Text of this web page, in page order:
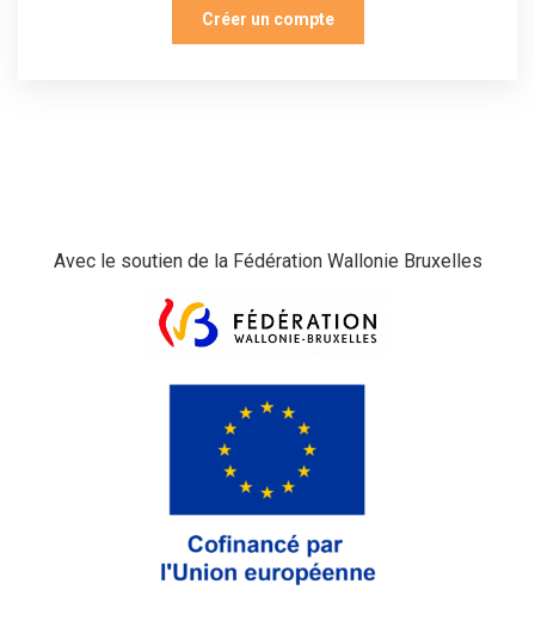
Créer un compte
Avec le soutien de la Fédération Wallonie Bruxelles